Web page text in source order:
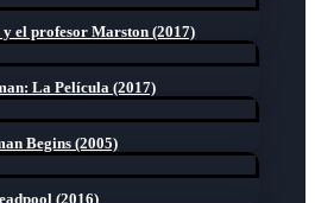
y el profesor Marston (2017)
La Película (2017)
Begins (2005)
(2016)